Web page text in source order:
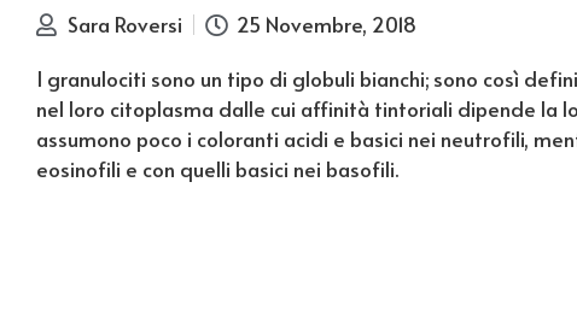
Sara Roversi
25 Novembre, 2018
I granulociti sono un tipo di globuli bianchi; sono così
nel loro citoplasma dalle cui affinità tintoriali dipende la
assumono poco i coloranti acidi e basici nei neutrofili,
eosinofili e con quelli basici nei basofili.